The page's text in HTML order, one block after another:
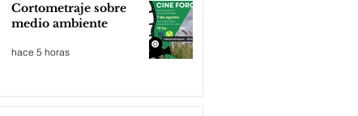
Cortometraje sobre
medio ambiente
hace 5 horas